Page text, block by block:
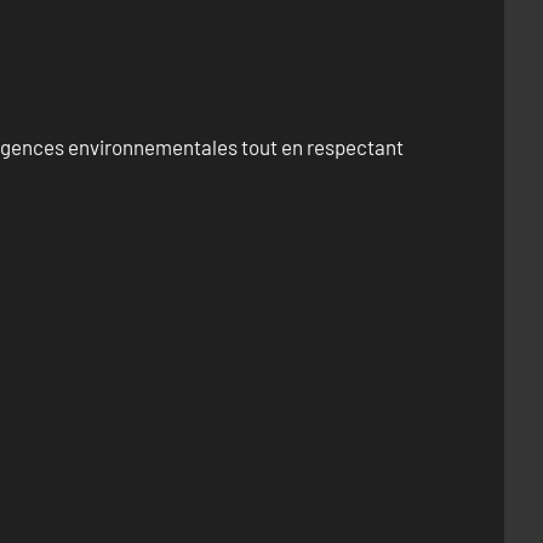
environnementales tout en respectant